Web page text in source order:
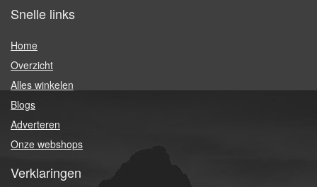
Snelle links
Home
Overzicht
Alles winkelen
Blogs
Adverteren
Onze webshops
Verklaringen